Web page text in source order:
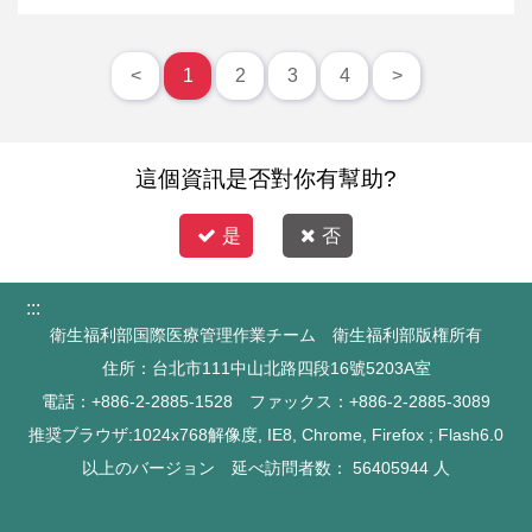
< 1 2 3 4 >
這個資訊是否對你有幫助?
是 否
:::
衛生福利部国際医療管理作業チーム 衛生福利部版権所有
住所：台北市111中山北路四段16號5203A室
電話：+886-2-2885-1528 ファックス：+886-2-2885-3089
推奨ブラウザ:1024x768解像度, IE8, Chrome, Firefox ; Flash6.0
以上のバージョン 延べ訪問者数： 56405944 人